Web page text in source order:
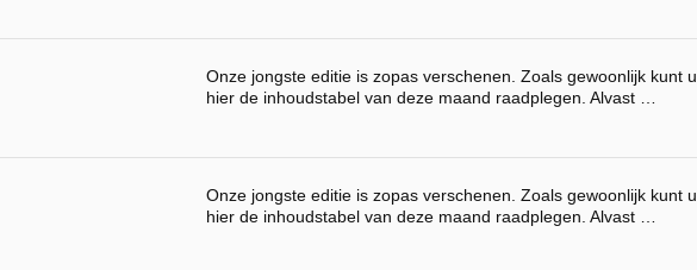
Onze jongste editie is zopas verschenen. Zoals gewoonlijk kunt u
hier de inhoudstabel van deze maand raadplegen. Alvast …
Onze jongste editie is zopas verschenen. Zoals gewoonlijk kunt u
hier de inhoudstabel van deze maand raadplegen. Alvast …